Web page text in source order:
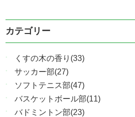
カテゴリー
くすの木の香り(33)
サッカー部(27)
ソフトテニス部(47)
バスケットボール部(11)
バドミントン部(23)